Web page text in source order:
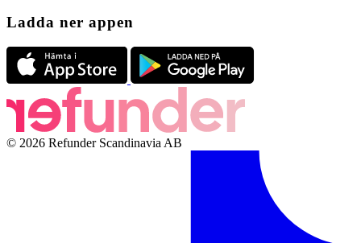
Ladda ner appen
© 2026 Refunder Scandinavia AB